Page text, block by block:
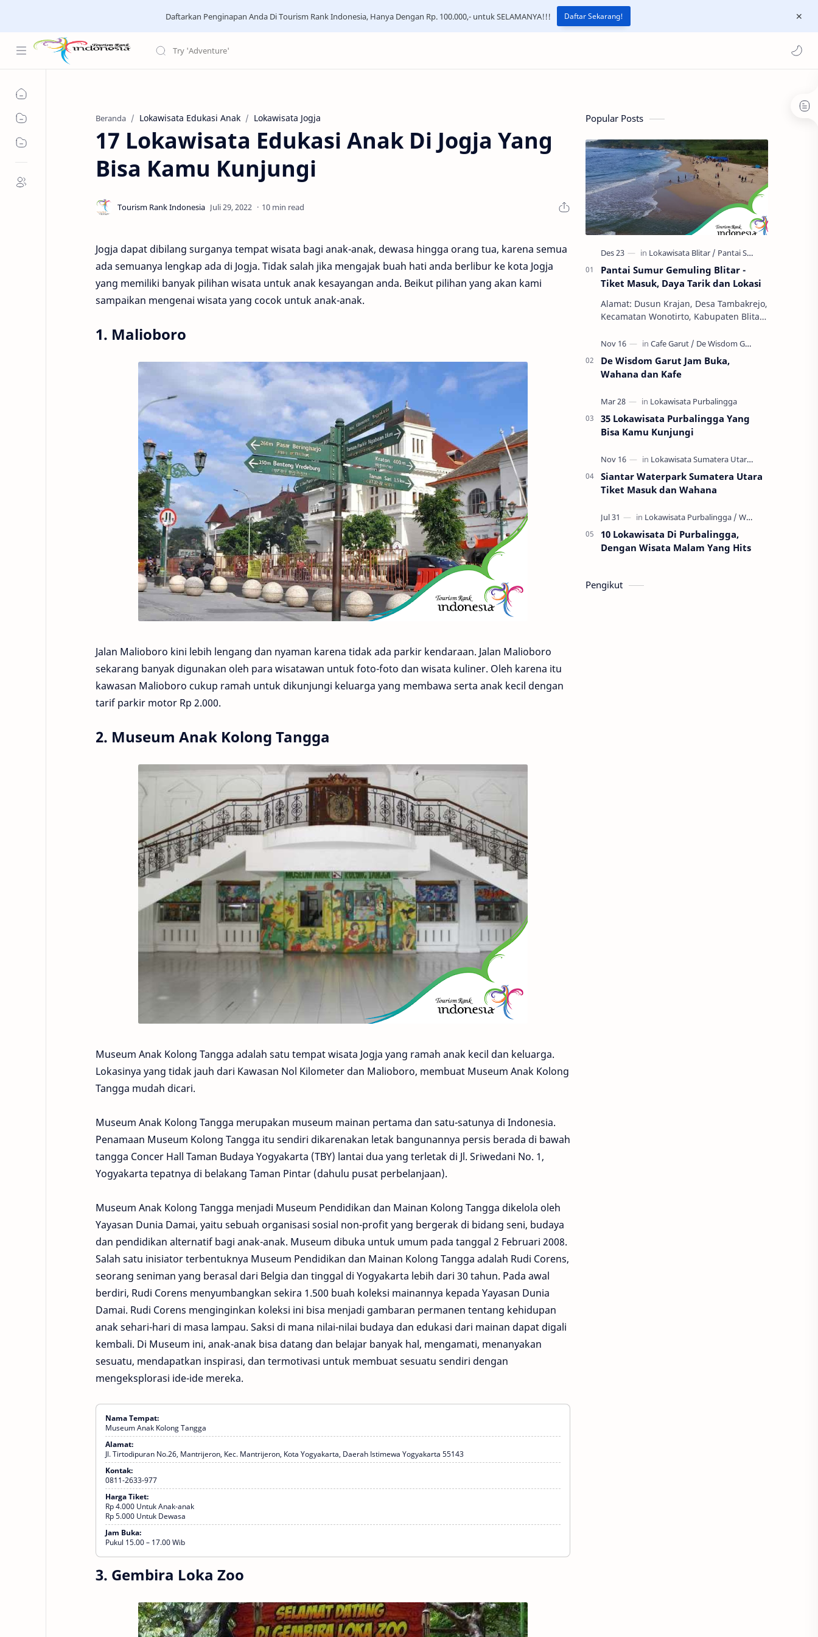
Daftarkan Penginapan Anda Di Tourism Rank Indonesia, Hanya Dengan Rp. 100.000,- untuk SELAMANYA!!! Daftar Sekarang!
Beranda Lokawisata Edukasi Anak Lokawisata Jogja
17 Lokawisata Edukasi Anak Di Jogja Yang
Bisa Kamu Kunjungi
10 min read
Jogja dapat dibilang surganya tempat wisata bagi anak-anak, dewasa hingga orang tua, karena semua
ada semuanya lengkap ada di Jogja. Tidak salah jika mengajak buah hati anda berlibur ke kota Jogja
yang memiliki banyak pilihan wisata untuk anak kesayangan anda. Beikut pilihan yang akan kami
sampaikan mengenai wisata yang cocok untuk anak-anak.
1. Malioboro
Jalan Malioboro kini lebih lengang dan nyaman karena tidak ada parkir kendaraan. Jalan Malioboro
sekarang banyak digunakan oleh para wisatawan untuk foto-foto dan wisata kuliner. Oleh karena itu
kawasan Malioboro cukup ramah untuk dikunjungi keluarga yang membawa serta anak kecil dengan
tarif parkir motor Rp 2.000.
2. Museum Anak Kolong Tangga
Museum Anak Kolong Tangga adalah satu tempat wisata Jogja yang ramah anak kecil dan keluarga.
Lokasinya yang tidak jauh dari Kawasan Nol Kilometer dan Malioboro, membuat Museum Anak Kolong
Tangga mudah dicari.
Museum Anak Kolong Tangga merupakan museum mainan pertama dan satu-satunya di Indonesia.
Penamaan Museum Kolong Tangga itu sendiri dikarenakan letak bangunannya persis berada di bawah
tangga Concer Hall Taman Budaya Yogyakarta (TBY) lantai dua yang terletak di Jl. Sriwedani No. 1,
Yogyakarta tepatnya di belakang Taman Pintar (dahulu pusat perbelanjaan).
Museum Anak Kolong Tangga menjadi Museum Pendidikan dan Mainan Kolong Tangga dikelola oleh
Yayasan Dunia Damai, yaitu sebuah organisasi sosial non-profit yang bergerak di bidang seni, budaya
dan pendidikan alternatif bagi anak-anak. Museum dibuka untuk umum pada tanggal 2 Februari 2008.
Salah satu inisiator terbentuknya Museum Pendidikan dan Mainan Kolong Tangga adalah Rudi Corens,
seorang seniman yang berasal dari Belgia dan tinggal di Yogyakarta lebih dari 30 tahun. Pada awal
berdiri, Rudi Corens menyumbangkan sekira 1.500 buah koleksi mainannya kepada Yayasan Dunia
Damai. Rudi Corens menginginkan koleksi ini bisa menjadi gambaran permanen tentang kehidupan
anak sehari-hari di masa lampau. Saksi di mana nilai-nilai budaya dan edukasi dari mainan dapat digali
kembali. Di Museum ini, anak-anak bisa datang dan belajar banyak hal, mengamati, menanyakan
sesuatu, mendapatkan inspirasi, dan termotivasi untuk membuat sesuatu sendiri dengan
mengeksplorasi ide-ide mereka.
Nama Tempat:
Museum Anak Kolong Tangga
Alamat:
Jl. Tirtodipuran No.26, Mantrijeron, Kec. Mantrijeron, Kota Yogyakarta, Daerah Istimewa Yogyakarta 55143
Kontak:
0811-2633-977
Harga Tiket:
Rp 4.000 Untuk Anak-anak
Rp 5.000 Untuk Dewasa
Ekonomi
dan
Bisnis,
S1,
Teknik
Jam Buka:
Pukul 15.00 – 17.00 Wib
3. Gembira Loka Zoo
Popular Posts
Pantai Sumur Gemuling Blitar -
Tiket Masuk, Daya Tarik dan Lokasi
Alamat: Dusun Krajan, Desa Tambakrejo,
Kecamatan Wonotirto, Kabupaten Blitar,
Jam Buka: 24 Jam Pantai Sumur Gemu…
De Wisdom Garut Jam Buka,
Wahana dan Kafe
35 Lokawisata Purbalingga Yang
Bisa Kamu Kunjungi
Siantar Waterpark Sumatera Utara
Tiket Masuk dan Wahana
10 Lokawisata Di Purbalingga,
Dengan Wisata Malam Yang Hits
Pengikut